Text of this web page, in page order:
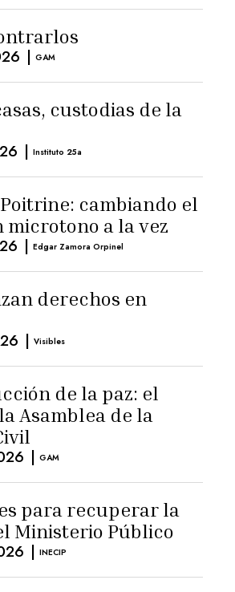
| GAM
custodias de la
| Instituto 25a
cambiando el
microtono a la vez
| Edgar Zamora Orpinel
derechos en
| Visibles
de la paz: el
Asamblea de la
| GAM
para recuperar la
Ministerio Público
| INECIP